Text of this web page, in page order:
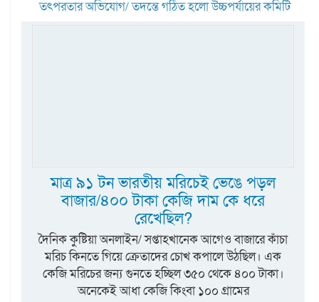
তৎপরতার অভিযোগ/ তদন্তে গঠিত হলো উচ্চপর্যায়ের কমিটি
মাত্র ৯১ টন ভারতীয় মরিচেই ভেঙে পড়ল
বাজার/৪০০ টাকা কেজি দাম কে ধরে
রেখেছিল?
দৈনিক কুষ্টিয়া অনলাইন/ সপ্তাহখানেক আগেও বাজারে কাঁচা
মরিচ কিনতে গিয়ে ক্রেতাদের চোখ কপালে উঠছিল। এক
কেজি মরিচের জন্য গুনতে হচ্ছিল ৩৫০ থেকে ৪০০ টাকা।
অনেকেই আধা কেজি কিংবা ১০০ গ্রামের